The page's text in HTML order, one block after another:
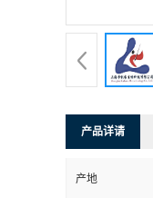
产品详请
产地